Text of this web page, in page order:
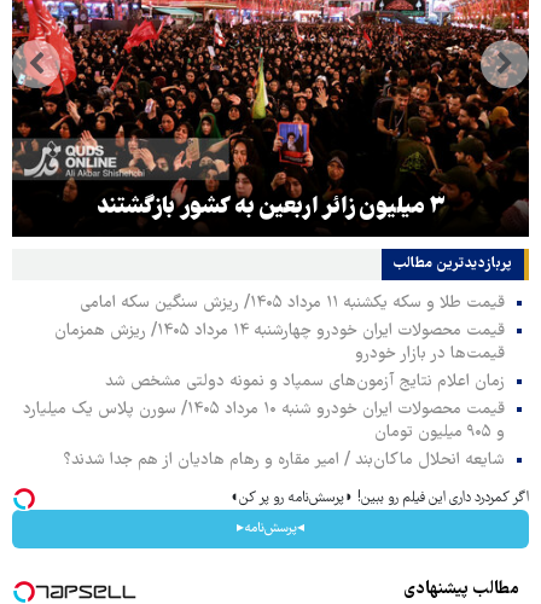
۳ میلیون زائر اربعین به کشور بازگشتند
پربازدیدترین‌ مطالب
قیمت طلا و سکه یکشنبه ۱۱ مرداد ۱۴۰۵/ ریزش سنگین سکه امامی
قیمت محصولات ایران خودرو چهارشنبه ۱۴ مرداد ۱۴۰۵/ ریزش همزمان
قیمت‌ها در بازار خودرو
زمان اعلام نتایج آزمون‌های سمپاد و نمونه دولتی مشخص شد
قیمت محصولات ایران خودرو شنبه ۱۰ مرداد ۱۴۰۵/ سورن پلاس یک میلیارد
و ۹۰۵ میلیون تومان
شایعه انحلال ماکان‌بند / امیر مقاره و رهام هادیان از هم جدا شدند؟
اگر کمردرد داری این فیلم رو ببین! ◗پرسش‌نامه رو پر کن◖
◂پرسش‌نامه▸
مطالب پیشنهادی